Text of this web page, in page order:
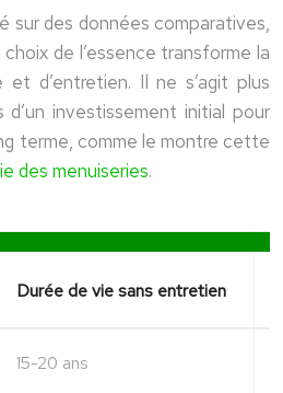
sur des données comparatives,
de l’essence transforme la
d’entretien. Il ne s’agit plus
investissement initial pour
terme, comme le montre cette
des menuiseries.
Durée de vie sans entretien
15-20 ans